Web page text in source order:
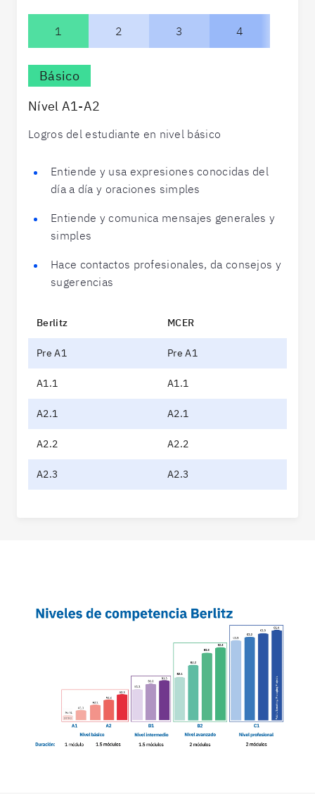
Básico
Nível A1-A2
Logros del estudiante en nivel básico
Entiende y usa expresiones conocidas del
día a día y oraciones simples
Entiende y comunica mensajes generales y
simples
Hace contactos profesionales, da consejos y
sugerencias
Berlitz MCER
Pre A1 Pre A1
A1.1 A1.1
A2.1 A2.1
A2.2 A2.2
A2.3 A2.3
1 2 3 4